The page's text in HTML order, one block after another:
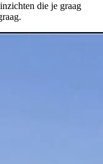
die je graag